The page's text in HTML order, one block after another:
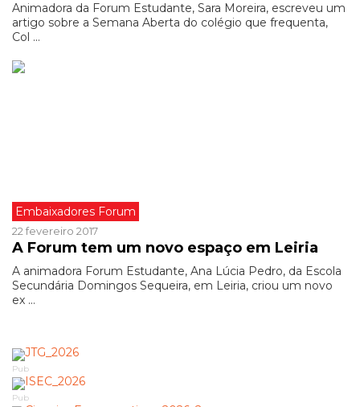
Animadora da Forum Estudante, Sara Moreira, escreveu um
artigo sobre a Semana Aberta do colégio que frequenta,
Col ...
Embaixadores Forum
22 fevereiro 2017
A Forum tem um novo espaço em Leiria
A animadora Forum Estudante, Ana Lúcia Pedro, da Escola
Secundária Domingos Sequeira, em Leiria, criou um novo
ex ...
Pub
Pub